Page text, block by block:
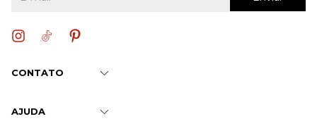
CONTATO
AJUDA